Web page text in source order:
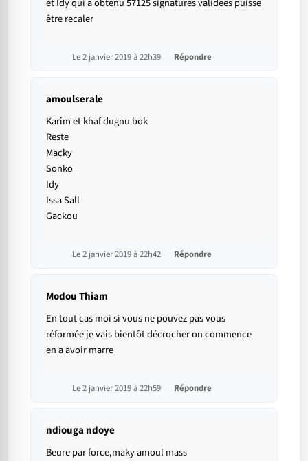
et Idy qui a obtenu 57125 signatures validées puisse
être recaler
Le 2 janvier 2019 à 22h39 Répondre
amoulserale
Karim et khaf dugnu bok
Reste
Macky
Sonko
Idy
Issa Sall
Gackou
Le 2 janvier 2019 à 22h42 Répondre
Modou Thiam
En tout cas moi si vous ne pouvez pas vous
réformée je vais bientôt décrocher on commence
en a avoir marre
Le 2 janvier 2019 à 22h59 Répondre
ndiouga ndoye
Beure par force,maky amoul mass